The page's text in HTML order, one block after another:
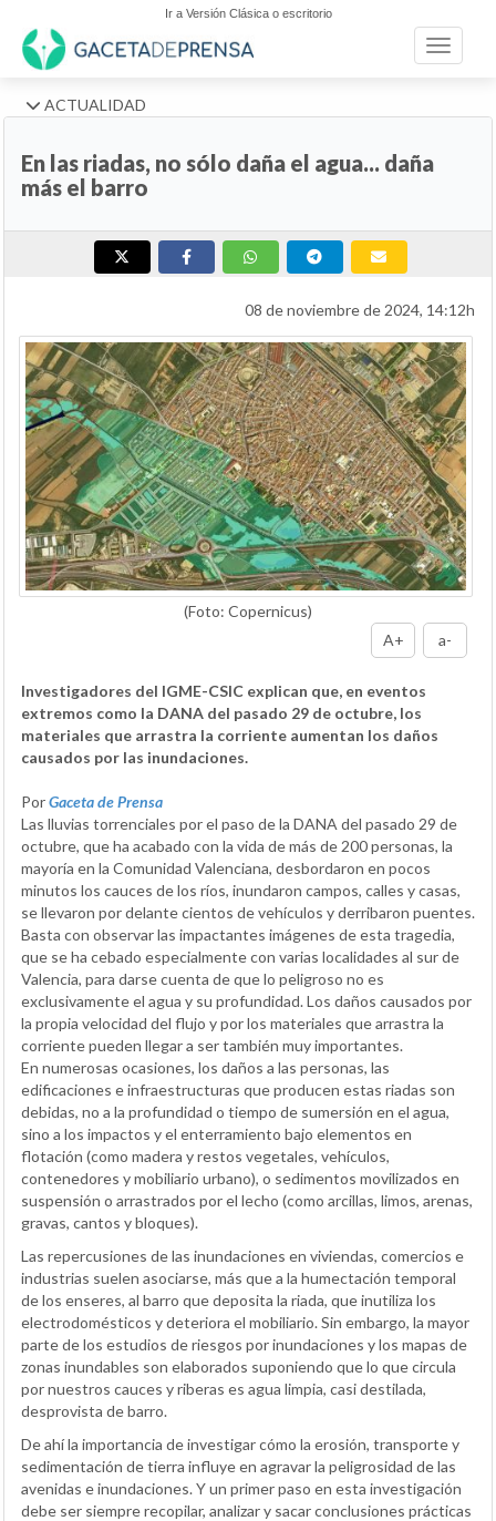
Ir a Versión Clásica o escritorio
Toggle
ACTUALIDAD
En las riadas, no sólo daña el agua... daña
más el barro
08 de noviembre de 2024, 14:12h
(Foto: Copernicus)
A+
a-
Investigadores del IGME-CSIC explican que, en eventos
extremos como la DANA del pasado 29 de octubre, los
materiales que arrastra la corriente aumentan los daños
causados por las inundaciones.
PorGaceta de Prensa
Las lluvias torrenciales por el paso de la DANA del pasado 29 de
octubre, que ha acabado con la vida de más de 200 personas, la
mayoría en la Comunidad Valenciana, desbordaron en pocos
minutos los cauces de los ríos, inundaron campos, calles y casas,
se llevaron por delante cientos de vehículos y derribaron puentes.
Basta con observar las impactantes imágenes de esta tragedia,
que se ha cebado especialmente con varias localidades al sur de
Valencia, para darse cuenta de que lo peligroso no es
exclusivamente el agua y su profundidad. Los daños causados por
la propia velocidad del flujo y por los materiales que arrastra la
corriente pueden llegar a ser también muy importantes.
En numerosas ocasiones, los daños a las personas, las
edificaciones e infraestructuras que producen estas riadas son
debidas, no a la profundidad o tiempo de sumersión en el agua,
sino a los impactos y el enterramiento bajo elementos en
flotación (como madera y restos vegetales, vehículos,
contenedores y mobiliario urbano), o sedimentos movilizados en
suspensión o arrastrados por el lecho (como arcillas, limos, arenas,
gravas, cantos y bloques).
Las repercusiones de las inundaciones en viviendas, comercios e
industrias suelen asociarse, más que a la humectación temporal
de los enseres, al barro que deposita la riada, que inutiliza los
electrodomésticos y deteriora el mobiliario. Sin embargo, la mayor
parte de los estudios de riesgos por inundaciones y los mapas de
zonas inundables son elaborados suponiendo que lo que circula
por nuestros cauces y riberas es agua limpia, casi destilada,
desprovista de barro.
De ahí la importancia de investigar cómo la erosión, transporte y
sedimentación de tierra influye en agravar la peligrosidad de las
avenidas e inundaciones. Y un primer paso en esta investigación
debe ser siempre recopilar, analizar y sacar conclusiones prácticas